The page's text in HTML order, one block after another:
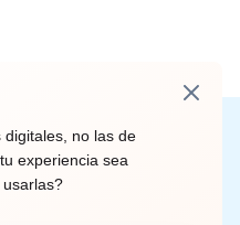
electrónico
digitales, no las de
experiencia sea